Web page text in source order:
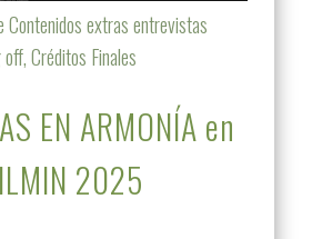
Contenidos extras entrevistas
Créditos Finales
EN ARMONÍA en
2025